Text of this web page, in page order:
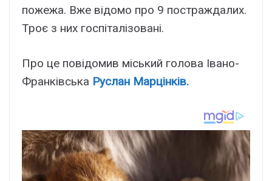
пожежа. Вже відомо про 9 постраждалих.
Троє з них госпіталізовані.
Про це повідомив міський голова Івано-
Франківська Руслан Марцінків.